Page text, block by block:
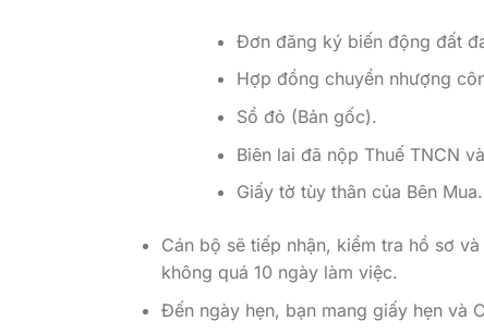
Đơn đăng ký biến động đất
Hợp đồng chuyển nhượng
Sổ đỏ (Bản gốc).
Biên lai đã nộp Thuế TNCN
Giấy tờ tùy thân của Bên Mua.
Cán bộ sẽ tiếp nhận, kiểm tra hồ sơ
không quá 10 ngày làm việc.
Đến ngày hẹn, bạn mang giấy hẹn và